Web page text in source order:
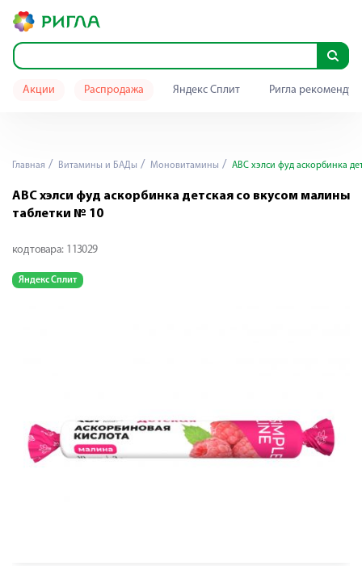
Акции Распродажа Яндекс Сплит Ригла
Главная Витамины и БАДы Моновитамины АВС хэлси фуд аскорбинка
АВС хэлси фуд аскорбинка детская со вкусом малины
таблетки № 10
код товара: 113029
Яндекс Сплит